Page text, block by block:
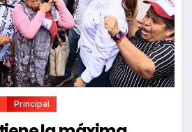
Principal